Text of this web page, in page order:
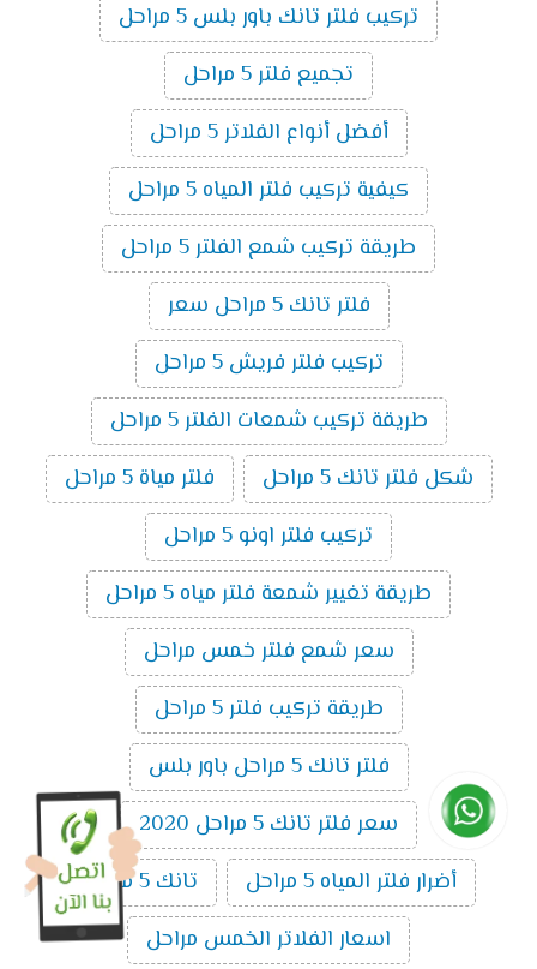
تركيب فلتر تانك باور بلس 5 مراحل
تجميع فلتر 5 مراحل
أفضل أنواع الفلاتر 5 مراحل
كيفية تركيب فلتر المياه 5 مراحل
طريقة تركيب شمع الفلتر 5 مراحل
فلتر تانك 5 مراحل سعر
تركيب فلتر فريش 5 مراحل
طريقة تركيب شمعات الفلتر 5 مراحل
شكل فلتر تانك 5 مراحل
فلتر مياة 5 مراحل
تركيب فلتر اونو 5 مراحل
طريقة تغيير شمعة فلتر مياه 5 مراحل
سعر شمع فلتر خمس مراحل
طريقة تركيب فلتر 5 مراحل
فلتر تانك 5 مراحل باور بلس
سعر فلتر تانك 5 مراحل 2020
أضرار فلتر المياه 5 مراحل
تانك 5 مراحل
اسعار الفلاتر الخمس مراحل